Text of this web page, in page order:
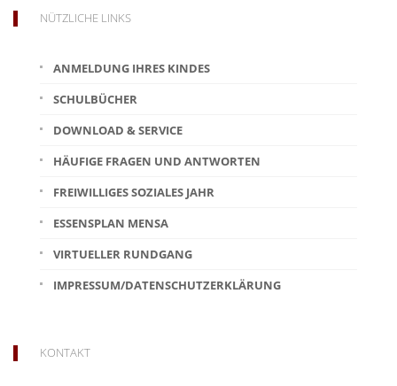
NÜTZLICHE LINKS
ANMELDUNG IHRES KINDES
SCHULBÜCHER
DOWNLOAD & SERVICE
HÄUFIGE FRAGEN UND ANTWORTEN
FREIWILLIGES SOZIALES JAHR
ESSENSPLAN MENSA
VIRTUELLER RUNDGANG
IMPRESSUM/DATENSCHUTZERKLÄRUNG
KONTAKT